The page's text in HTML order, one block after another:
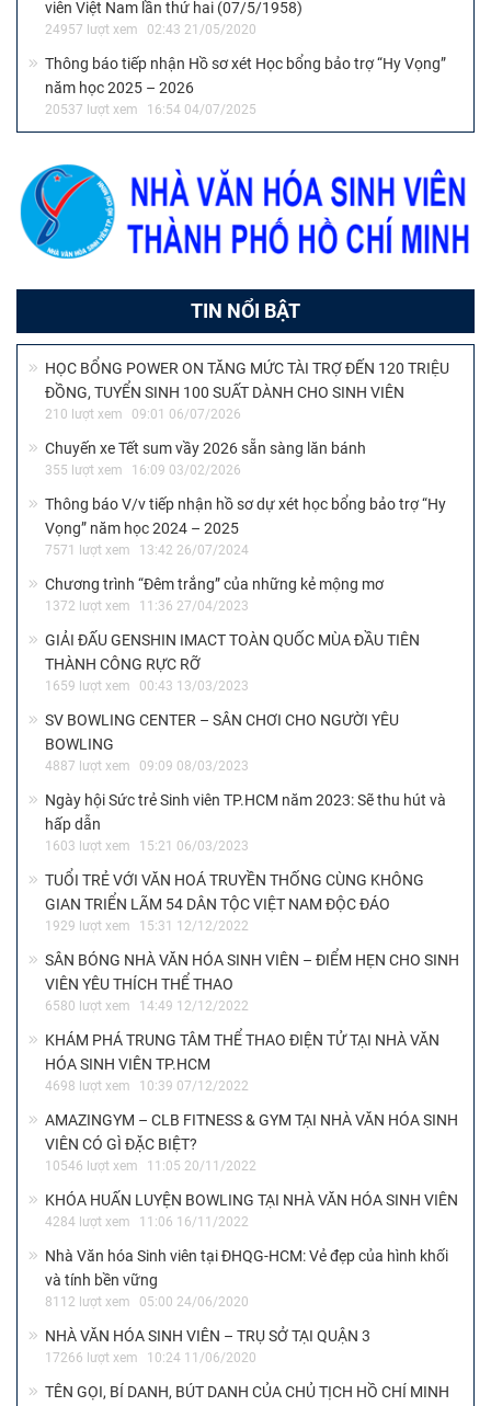
viên Việt Nam lần thứ hai (07/5/1958)
24957 lượt xem 02:43 21/05/2020
Thông báo tiếp nhận Hồ sơ xét Học bổng bảo trợ “Hy Vọng”
năm học 2025 – 2026
20537 lượt xem 16:54 04/07/2025
TIN NỔI BẬT
HỌC BỔNG POWER ON TĂNG MỨC TÀI TRỢ ĐẾN 120 TRIỆU
ĐỒNG, TUYỂN SINH 100 SUẤT DÀNH CHO SINH VIÊN
210 lượt xem 09:01 06/07/2026
Chuyến xe Tết sum vầy 2026 sẵn sàng lăn bánh
355 lượt xem 16:09 03/02/2026
Thông báo V/v tiếp nhận hồ sơ dự xét học bổng bảo trợ “Hy
Vọng” năm học 2024 – 2025
7571 lượt xem 13:42 26/07/2024
Chương trình “Đêm trắng” của những kẻ mộng mơ
1372 lượt xem 11:36 27/04/2023
GIẢI ĐẤU GENSHIN IMACT TOÀN QUỐC MÙA ĐẦU TIÊN
THÀNH CÔNG RỰC RỠ
1659 lượt xem 00:43 13/03/2023
SV BOWLING CENTER – SÂN CHƠI CHO NGƯỜI YÊU
BOWLING
4887 lượt xem 09:09 08/03/2023
Ngày hội Sức trẻ Sinh viên TP.HCM năm 2023: Sẽ thu hút và
hấp dẫn
1603 lượt xem 15:21 06/03/2023
TUỔI TRẺ VỚI VĂN HOÁ TRUYỀN THỐNG CÙNG KHÔNG
GIAN TRIỂN LÃM 54 DÂN TỘC VIỆT NAM ĐỘC ĐÁO
1929 lượt xem 15:31 12/12/2022
SÂN BÓNG NHÀ VĂN HÓA SINH VIÊN – ĐIỂM HẸN CHO SINH
VIÊN YÊU THÍCH THỂ THAO
6580 lượt xem 14:49 12/12/2022
KHÁM PHÁ TRUNG TÂM THỂ THAO ĐIỆN TỬ TẠI NHÀ VĂN
HÓA SINH VIÊN TP.HCM
4698 lượt xem 10:39 07/12/2022
AMAZINGYM – CLB FITNESS & GYM TẠI NHÀ VĂN HÓA SINH
VIÊN CÓ GÌ ĐẶC BIỆT?
10546 lượt xem 11:05 20/11/2022
KHÓA HUẤN LUYỆN BOWLING TẠI NHÀ VĂN HÓA SINH VIÊN
4284 lượt xem 11:06 16/11/2022
Nhà Văn hóa Sinh viên tại ĐHQG-HCM: Vẻ đẹp của hình khối
và tính bền vững
8112 lượt xem 05:00 24/06/2020
NHÀ VĂN HÓA SINH VIÊN – TRỤ SỞ TẠI QUẬN 3
17266 lượt xem 10:24 11/06/2020
TÊN GỌI, BÍ DANH, BÚT DANH CỦA CHỦ TỊCH HỒ CHÍ MINH